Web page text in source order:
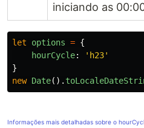
iniciando as
let options = {
hourCycle: ' h23'
}
new Date().
Informações mais detalhadas sobre o